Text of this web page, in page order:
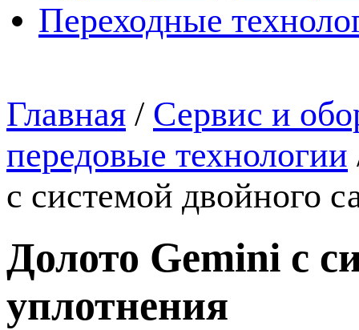
Переходные
Главная / Сервис и
передовые технологии
с системой двойного
Долото Gemini с
уплотнения